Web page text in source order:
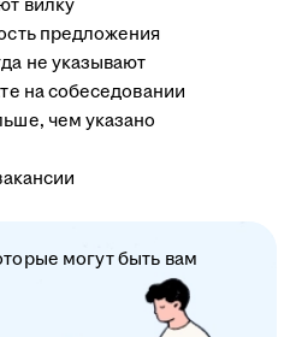
вилку
предложения
не указывают
на собеседовании
чем указано
могут быть вам